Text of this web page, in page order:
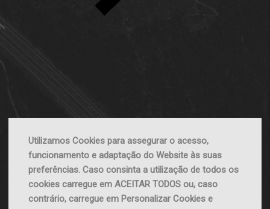
Utilizamos Cookies para assegurar o acesso,
funcionamento e adaptação do Website às suas
preferências. Caso consinta a utilização de todos os
cookies carregue em ACEITAR TODOS ou, caso
contrário, carregue em Personalizar Cookies e